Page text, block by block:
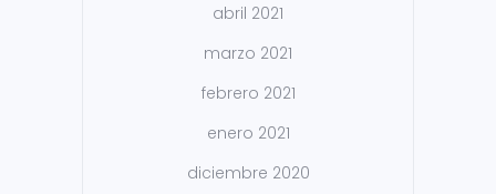
abril 2021
marzo 2021
febrero 2021
enero 2021
diciembre 2020